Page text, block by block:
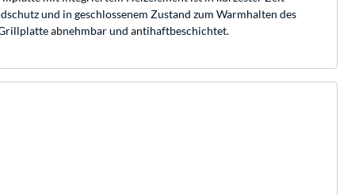
und in geschlossenem Zustand zum Warmhalten des
abnehmbar und antihaftbeschichtet.